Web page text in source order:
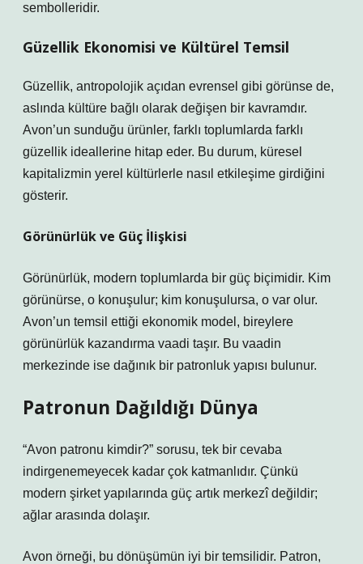
sembolleridir.
Güzellik Ekonomisi ve Kültürel Temsil
Güzellik, antropolojik açıdan evrensel gibi görünse de,
aslında kültüre bağlı olarak değişen bir kavramdır.
Avon’un sunduğu ürünler, farklı toplumlarda farklı
güzellik ideallerine hitap eder. Bu durum, küresel
kapitalizmin yerel kültürlerle nasıl etkileşime girdiğini
gösterir.
Görünürlük ve Güç İlişkisi
Görünürlük, modern toplumlarda bir güç biçimidir. Kim
görünürse, o konuşulur; kim konuşulursa, o var olur.
Avon’un temsil ettiği ekonomik model, bireylere
görünürlük kazandırma vaadi taşır. Bu vaadin
merkezinde ise dağınık bir patronluk yapısı bulunur.
Patronun Dağıldığı Dünya
“Avon patronu kimdir?” sorusu, tek bir cevaba
indirgenemeyecek kadar çok katmanlıdır. Çünkü
modern şirket yapılarında güç artık merkezî değildir;
ağlar arasında dolaşır.
Avon örneği, bu dönüşümün iyi bir temsilidir. Patron,